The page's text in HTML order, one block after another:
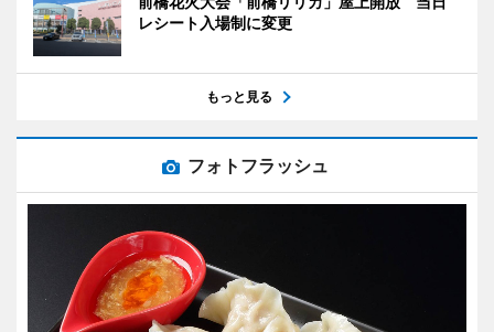
レシート入場制に変更
もっと見る
フォトフラッシュ